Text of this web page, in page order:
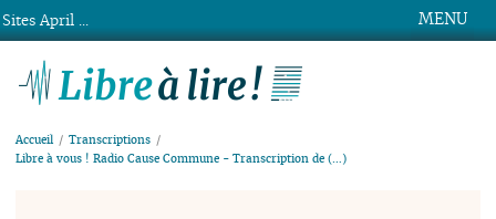
MENU
Accueil
Transcriptions
Libre à vous ! Radio Cause Commune - Transcription de (…)
Sites April ...